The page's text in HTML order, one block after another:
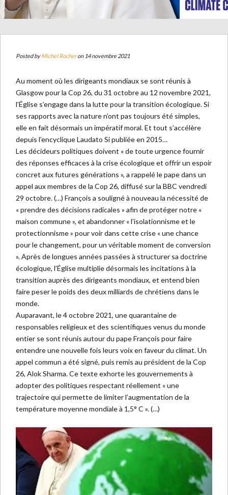
Posted byMichel Rocheron 14 novembre 2021
Au moment où les dirigeants mondiaux se sont réunis à
Glasgow pour la Cop 26, du 31 octobre au 12 novembre 2021,
l’Église s’engage dans la lutte pour la transition écologique. Si
ses rapports avec la nature n’ont pas toujours été simples,
elle en fait désormais un impératif moral. Et tout s’accélère
depuis l’encyclique Laudato Si publiée en 2015…
Les décideurs politiques doivent « de toute urgence fournir
des réponses efficaces à la crise écologique et offrir un espoir
concret aux futures générations », a rappelé le pape dans un
appel aux membres de la Cop 26, diffusé sur la BBC vendredi
29 octobre. (…) François a souligné à nouveau la nécessité de
« prendre des décisions radicales » afin de protéger notre «
maison commune », et abandonner « l’isolationnisme et le
protectionnisme » pour voir dans cette crise « une chance
pour le changement, pour un véritable moment de conversion
». Après de longues années passées à structurer sa doctrine
écologique, l’Église multiplie désormais les incitations à la
transition auprès des dirigeants mondiaux, et entend bien
faire peser le poids des deux milliards de chrétiens dans le
monde.
Auparavant, le 4 octobre 2021, une quarantaine de
responsables religieux et des scientifiques venus du monde
entier se sont réunis autour du pape François pour faire
entendre une nouvelle fois leurs voix en faveur du climat. Un
appel commun a été signé, puis remis au président de la Cop
26, Alok Sharma. Ce texte exhorte les gouvernements à
adopter des politiques respectant réellement « une
trajectoire qui permette de limiter l’augmentation de la
température moyenne mondiale à 1,5° C ». (…)